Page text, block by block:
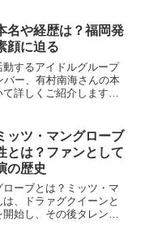
ついて深堀りしていき
が出演...
名や経歴は？福岡発
顔に迫る
するアイドルグループ
バー、有村南海さんの本
詳しくご紹介します有
せん。芸名として活動し
ライ...
ッツ・マングローブ
とは？ファンとして
の歴史
ローブとは？ミッツ・マ
、ドラァグクイーンと
開始し、その後タレント